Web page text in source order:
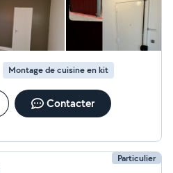
Montage de cuisine en kit
Contacter
Particulier